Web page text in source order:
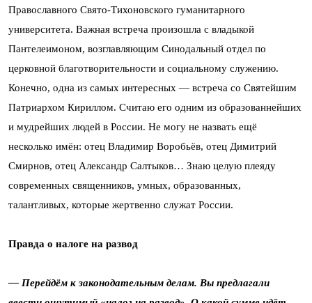
Православного Свято-Тихоновского гуманитарного
университета. Важная встреча произошла с владыкой
Пантелеимоном, возглавляющим Синодальный отдел по
церковной благотворительности и социальному служению.
Конечно, одна из самых интересных — встреча со Святейшим
Патриархом Кириллом. Считаю его одним из образованнейших
и мудрейших людей в России. Не могу не назвать ещё
несколько имён: отец Владимир Воробьёв, отец Димитрий
Смирнов, отец Александр Салтыков… Знаю целую плеяду
современных священников, умных, образованных,
талантливых, которые жертвенно служат России.
Правда о налоге на развод
— Перейдём к законодательным делам. Вы предлагали